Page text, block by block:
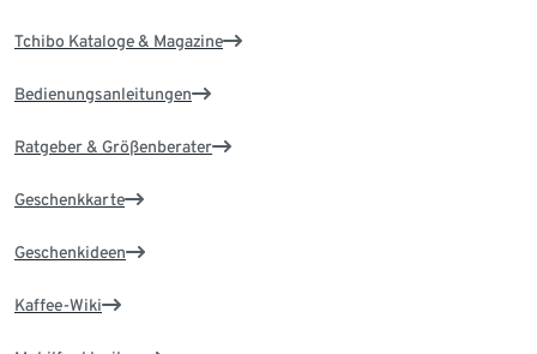
Tchibo Kataloge & Magazine
Bedienungsanleitungen
Ratgeber & Größenberater
Geschenkkarte
Geschenkideen
Kaffee-Wiki